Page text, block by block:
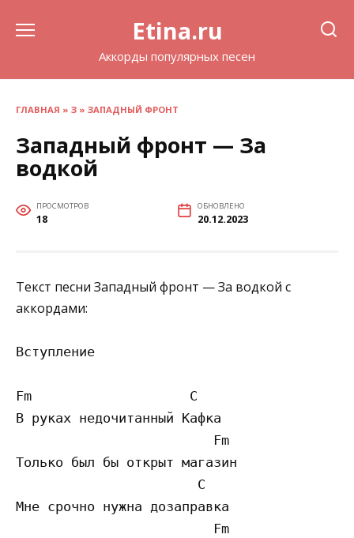
Etina.ru
Аккорды популярных песен
ГЛАВНАЯ » З » ЗАПАДНЫЙ ФРОНТ
Западный фронт — За
водкой
ПРОСМОТРОВ
18
ОБНОВЛЕНО
20.12.2023
Текст песни Западный фронт — За водкой с
аккордами:
Вступление
Fm                    C
В руках недочитанный Кафка
                         Fm
Только был бы открыт магазин
                       C
Мне срочно нужна дозаправка
                         Fm